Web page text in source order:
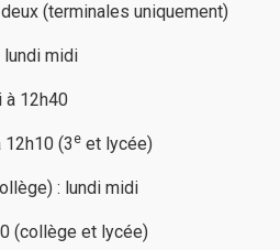
(terminales uniquement)
midi
à 12h40
12h10 (3 e et lycée)
: lundi midi
(collège et lycée)